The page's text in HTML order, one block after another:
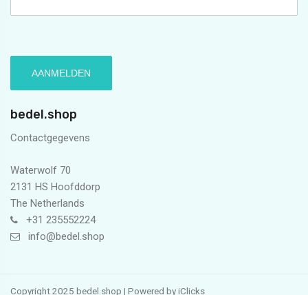
bedel.shop
Contactgegevens
Waterwolf 70
2131 HS Hoofddorp
The Netherlands
+31 235552224
info@bedel.shop
Copyright 2025 bedel.shop | Powered byiClicks